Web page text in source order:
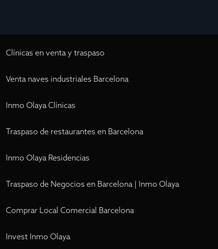
Clínicas en venta y traspaso
Venta naves industriales Barcelona
Inmo Olaya Clínicas
Traspaso de restaurantes en Barcelona
Inmo Olaya Residencias
Traspaso de Negocios en Barcelona | Inmo Olaya
Comprar Local Comercial Barcelona
Invest Inmo Olaya